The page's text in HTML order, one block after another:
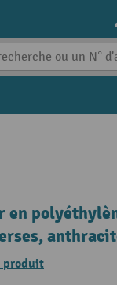
en
produit